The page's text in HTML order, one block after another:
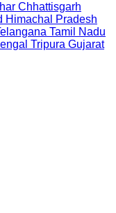
Chhattisgarh
Himachal Pradesh
Tamil Nadu
Tripura Gujarat